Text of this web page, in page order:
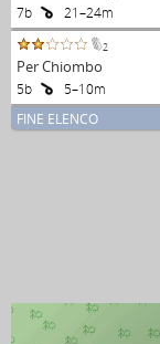
7b 21–24m
2
Per Chiombo
5b 5–10m
FINE ELENCO